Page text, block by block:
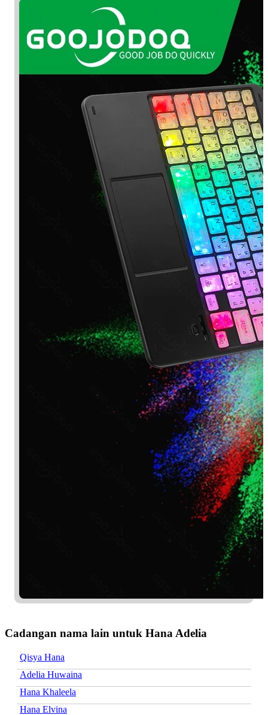
Cadangan nama lain untuk Hana Adelia
Qisya Hana
Adelia Huwaina
Hana Khaleela
Hana Elvina